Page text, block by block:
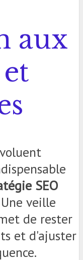
aux
SEO
veille
de rester
et d'ajuster